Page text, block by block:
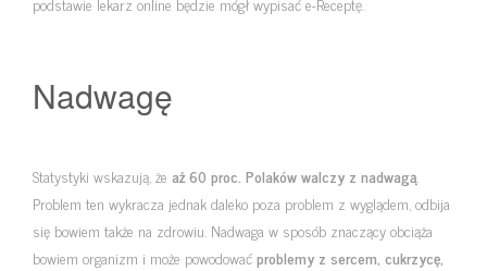
Nadwagę
Statystyki wskazują, że aż 60 proc. Polaków walczy z nadwagą.
Problem ten wykracza jednak daleko poza problem z wyglądem, odbija
się bowiem także na zdrowiu. Nadwaga w sposób znaczący obciąża
bowiem organizm i może powodowaćproblemy z sercem, cukrzycę,